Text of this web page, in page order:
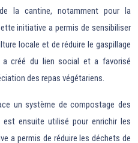
la cantine, notamment pour la
initiative a permis de sensibiliser
locale et de réduire le gaspillage
a créé du lien social et a favorisé
des repas végétariens.
un système de compostage des
ensuite utilisé pour enrichir les
a permis de réduire les déchets de